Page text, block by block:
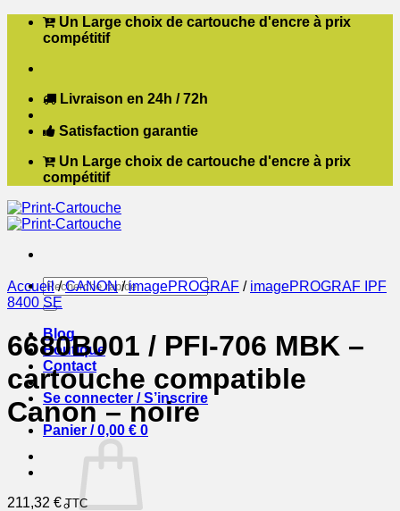
Passer Un Large choix de cartouche d'encre à prix
compétitif
Livraison en 24h / 72h
Satisfaction garantie
Un Large choix de cartouche d'encre à prix
compétitif
Recherche
pour :
Blog
Boutique
Contact
Se connecter / S’inscrire
Panier /0,00 € 0
Accueil / CANON / imagePROGRAF / imagePROGRAF IPF
8400 SE
6680B001 / PFI-706 MBK –
cartouche compatible
Canon – noire
211,32 € TTC